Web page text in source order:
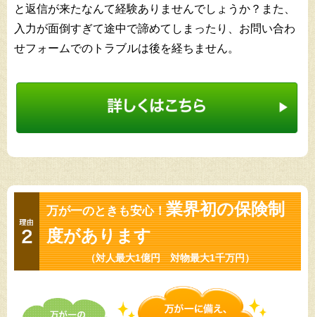
と返信が来たなんて経験ありませんでしょうか？また、
入力が面倒すぎて途中で諦めてしまったり、お問い合わ
せフォームでのトラブルは後を経ちません。
万が一のときも安心！業界初の保険制
度があります
（対人最大1億円 対物最大1千万円）